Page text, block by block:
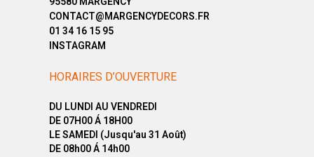
CONTACT@MARGENCYDECORS.FR
01 34 16 15 95
INSTAGRAM
HORAIRES D’OUVERTURE
DU LUNDI AU VENDREDI
DE 07H00 Á 18H00
LE SAMEDI (Jusqu'au 31 Août)
DE 08h00 Á 14h00